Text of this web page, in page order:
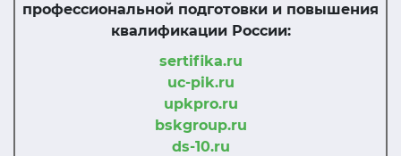
профессиональной подготовки и повышения
квалификации России:
sertifika.ru
uc-pik.ru
upkpro.ru
bskgroup.ru
ds-10.ru